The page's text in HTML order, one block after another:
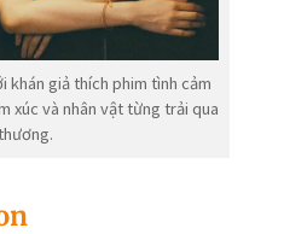
khán giả thích phim tình cảm
xúc và nhân vật từng trải qua